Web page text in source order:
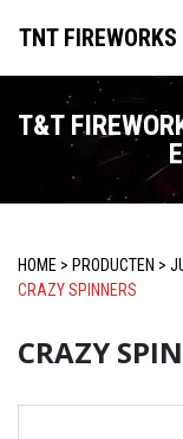
TNT FIREWORKS
T&T
HOME > PRODUCTEN >
CRAZY SPINNERS
CRAZY